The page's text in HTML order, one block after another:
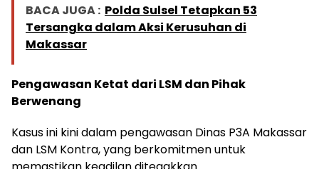
BACA JUGA : Polda Sulsel Tetapkan 53
Tersangka dalam Aksi Kerusuhan di
Makassar
Pengawasan Ketat dari LSM dan Pihak
Berwenang
Kasus ini kini dalam pengawasan Dinas P3A Makassar
dan LSM Kontra, yang berkomitmen untuk